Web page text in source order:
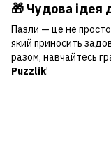
🎁 Чудова ідея
Пазли — це не просто
який приносить
разом, навчайтесь
Puzzlik!